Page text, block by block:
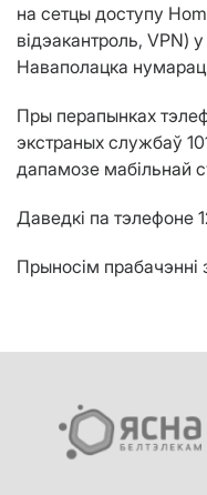
на сетцы доступу
відэакантроль, VPN)
Наваполацка
Пры перапынках
экстраных службаў
дапамозе мабільнай
Даведкі па тэлефоне
Прыносім прабачэнні